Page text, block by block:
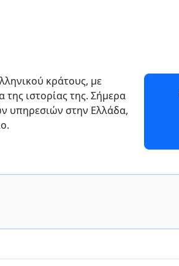
κράτους, με
ιστορίας της. Σήμερα
υπηρεσιών στην Ελλάδα,